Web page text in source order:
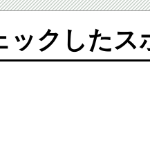
ックしたス